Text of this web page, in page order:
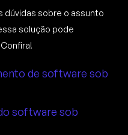
dúvidas sobre o assunto
solução pode
de software sob
software sob